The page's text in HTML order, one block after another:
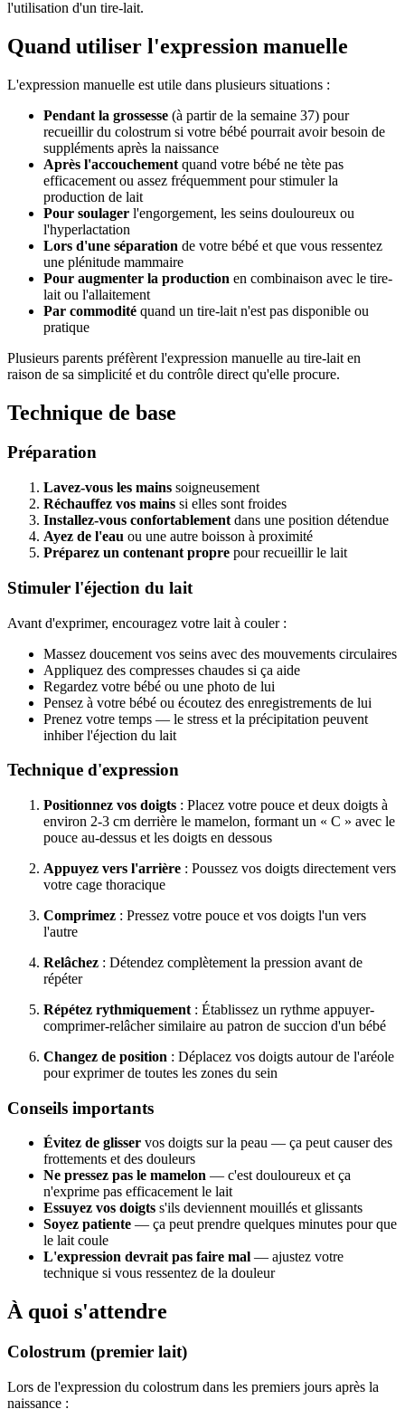
l'utilisation d'un tire-lait.
Quand utiliser l'expression manuelle
L'expression manuelle est utile dans plusieurs situations :
Pendant la grossesse (à partir de la semaine 37) pour
recueillir du colostrum si votre bébé pourrait avoir besoin de
suppléments après la naissance
Après l'accouchement quand votre bébé ne tète pas
efficacement ou assez fréquemment pour stimuler la
production de lait
Pour soulager l'engorgement, les seins douloureux ou
l'hyperlactation
Lors d'une séparation de votre bébé et que vous ressentez
une plénitude mammaire
Pour augmenter la production en combinaison avec le tire-
lait ou l'allaitement
Par commodité quand un tire-lait n'est pas disponible ou
pratique
Plusieurs parents préfèrent l'expression manuelle au tire-lait en
raison de sa simplicité et du contrôle direct qu'elle procure.
Technique de base
Préparation
Lavez-vous les mains soigneusement
Réchauffez vos mains si elles sont froides
Installez-vous confortablement dans une position détendue
Ayez de l'eau ou une autre boisson à proximité
Préparez un contenant propre pour recueillir le lait
Stimuler l'éjection du lait
Avant d'exprimer, encouragez votre lait à couler :
Massez doucement vos seins avec des mouvements circulaires
Appliquez des compresses chaudes si ça aide
Regardez votre bébé ou une photo de lui
Pensez à votre bébé ou écoutez des enregistrements de lui
Prenez votre temps — le stress et la précipitation peuvent
inhiber l'éjection du lait
Technique d'expression
Positionnez vos doigts : Placez votre pouce et deux doigts à
environ 2-3 cm derrière le mamelon, formant un « C » avec le
pouce au-dessus et les doigts en dessous
Appuyez vers l'arrière : Poussez vos doigts directement vers
votre cage thoracique
Comprimez : Pressez votre pouce et vos doigts l'un vers
l'autre
Relâchez : Détendez complètement la pression avant de
répéter
Répétez rythmiquement : Établissez un rythme appuyer-
comprimer-relâcher similaire au patron de succion d'un bébé
Changez de position : Déplacez vos doigts autour de l'aréole
pour exprimer de toutes les zones du sein
Conseils importants
Évitez de glisser vos doigts sur la peau — ça peut causer des
frottements et des douleurs
Ne pressez pas le mamelon — c'est douloureux et ça
n'exprime pas efficacement le lait
Essuyez vos doigts s'ils deviennent mouillés et glissants
Soyez patiente — ça peut prendre quelques minutes pour que
le lait coule
L'expression devrait pas faire mal — ajustez votre
technique si vous ressentez de la douleur
À quoi s'attendre
Colostrum (premier lait)
Lors de l'expression du colostrum dans les premiers jours après la
naissance :